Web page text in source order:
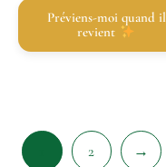
Préviens-moi quand il
revient
2 →